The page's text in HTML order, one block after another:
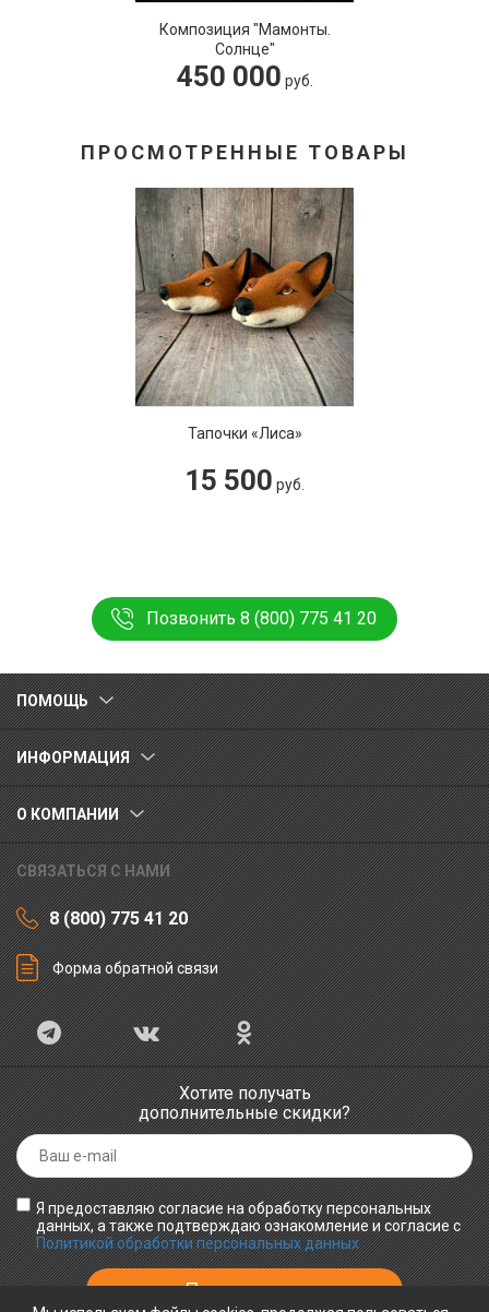
ПРОСМОТРЕННЫЕ ТОВАРЫ
Тапочки «Лиса»
15 500 руб.
Позвонить 8 (800) 775 41 20
ПОМОЩЬ
ИНФОРМАЦИЯ
О КОМПАНИИ
СВЯЗАТЬСЯ С НАМИ
8 (800) 775 41 20
Форма обратной связи
Хотите получать
дополнительные скидки?
Я предоставляю согласие на обработку персональных
данных, а также подтверждаю ознакомление и согласие с
Политикой обработки персональных данных